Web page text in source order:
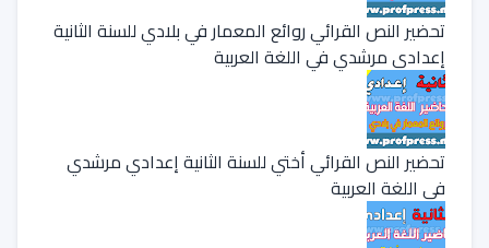
تحضير النص القرائي روائع المعمار في بلادي للسنة الثانية
إعدادي مرشدي في اللغة العربية
تحضير النص القرائي أختي للسنة الثانية إعدادي مرشدي
في اللغة العربية